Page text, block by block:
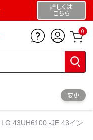
詳しくは
こちら
0
変更
LG 43UH6100 -JE 43イン